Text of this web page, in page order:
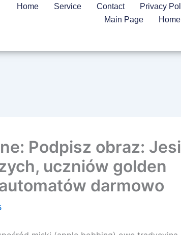
Home Service Contact Privacy
Main Page
Podpisz obraz:
uczniów golden
darmowo